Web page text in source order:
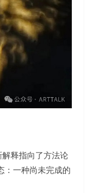
释指向了方法论
：一种尚未完成的